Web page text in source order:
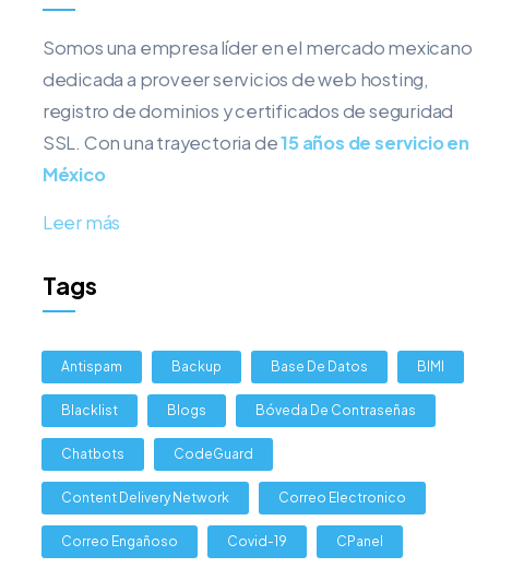
Somos una empresa líder en el mercado mexicano
dedicada a proveer servicios de web hosting,
registro de dominios y certificados de seguridad
SSL. Con una trayectoria de15 años de servicio en
México
Leer más
Tags
Antispam Backup Base De Datos BIMI
Blacklist Blogs Bóveda De Contraseñas
Chatbots CodeGuard
Content Delivery Network Correo Electronico
Correo Engañoso Covid-19 CPanel